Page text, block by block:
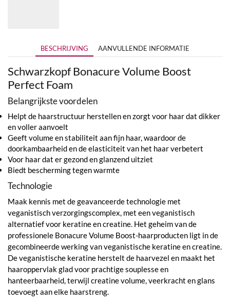
BESCHRIJVING AANVULLENDE INFORMATIE
Schwarzkopf Bonacure Volume Boost
Perfect Foam
Belangrijkste voordelen
Helpt de haarstructuur herstellen en zorgt voor haar dat dikker
en voller aanvoelt
Geeft volume en stabiliteit aan fijn haar, waardoor de
doorkambaarheid en de elasticiteit van het haar verbetert
Voor haar dat er gezond en glanzend uitziet
Biedt bescherming tegen warmte
Technologie
Maak kennis met de geavanceerde technologie met
veganistisch verzorgingscomplex, met een veganistisch
alternatief voor keratine en creatine. Het geheim van de
professionele Bonacure Volume Boost-haarproducten ligt in de
gecombineerde werking van veganistische keratine en creatine.
De veganistische keratine herstelt de haarvezel en maakt het
haaroppervlak glad voor prachtige souplesse en
hanteerbaarheid, terwijl creatine volume, veerkracht en glans
toevoegt aan elke haarstreng.